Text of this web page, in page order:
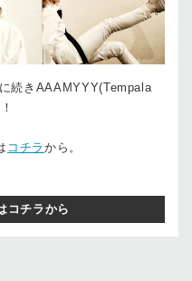
続きAAAMYYY(Tempala
コチラから。
コチラから